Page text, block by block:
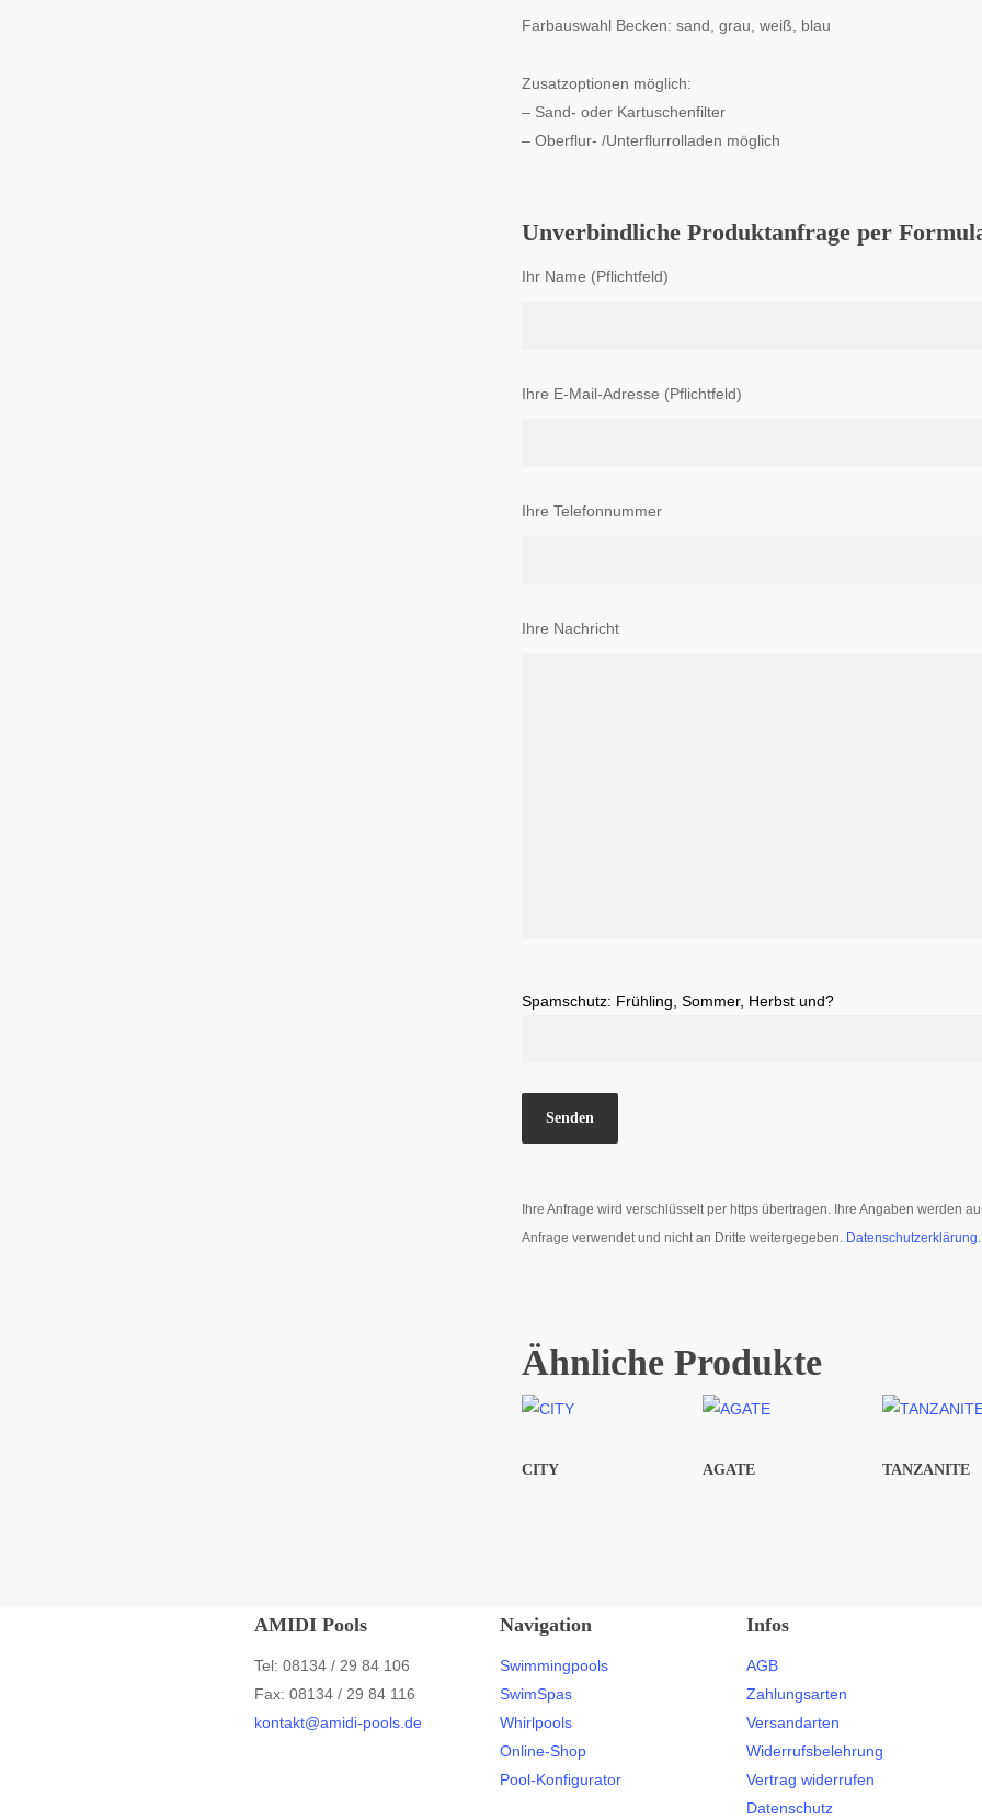
Farbauswahl Becken: sand, grau, weiß, blau
Zusatzoptionen möglich:
– Sand- oder Kartuschenfilter
– Oberflur- /Unterflurrolladen möglich
Unverbindliche Produktanfrage per
Ihr Name (Pflichtfeld)
Ihre E-Mail-Adresse (Pflichtfeld)
Ihre Telefonnummer
Ihre Nachricht
Spamschutz: Frühling, Sommer, Herbst und?
Ihre Anfrage wird verschlüsselt per https übertragen. Ihre Angaben werden
Anfrage verwendet und nicht an Dritte weitergegeben. Datenschutzerklärung
Ähnliche Produkte
CITY AGATE TANZANITE
AMIDI Pools
Tel: 08134 / 29 84 106
Fax: 08134 / 29 84 116
kontakt@amidi-pools.de
Navigation
Swimmingpools
SwimSpas
Whirlpools
Online-Shop
Pool-Konfigurator
Infos
AGB
Zahlungsarten
Versandarten
Widerrufsbelehrung
Vertrag widerrufen
Datenschutz